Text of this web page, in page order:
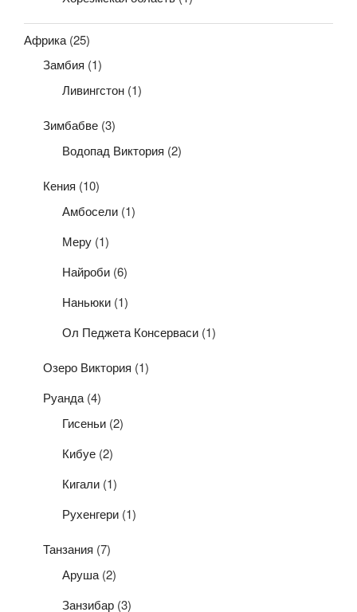
Африка (25)
Замбия (1)
Ливингстон (1)
Зимбабве (3)
Водопад Виктория (2)
Кения (10)
Амбосели (1)
Меру (1)
Найроби (6)
Наньюки (1)
Ол Педжета Консерваси (1)
Озеро Виктория (1)
Руанда (4)
Гисеньи (2)
Кибуе (2)
Кигали (1)
Рухенгери (1)
Танзания (7)
Аруша (2)
Занзибар (3)